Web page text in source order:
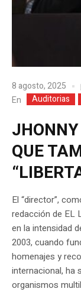
8 agosto, 2025
En
Auditorias
QUE
El “director”,
redacción de EL
en la intensidad
2003, cuando
homenajes y
internacional, ha
organismos